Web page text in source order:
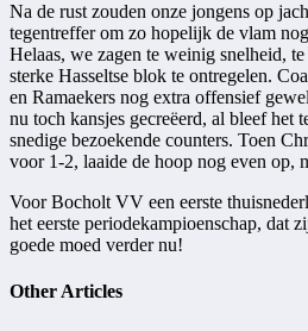
Na de rust zouden onze jongens op
tegentreffer om zo hopelijk de vlam
Helaas, we zagen te weinig snelheid,
sterke Hasseltse blok te ontregelen.
en Ramaekers nog extra offensief
nu toch kansjes gecreëerd, al bleef
snedige bezoekende counters. Toen
voor 1-2, laaide de hoop nog even op,
Voor Bocholt VV een eerste
het eerste periodekampioenschap, dat
goede moed verder nu!
Other Articles